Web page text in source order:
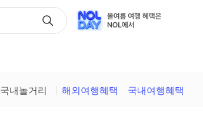
국내놀거리 해외여행혜택 국내여행혜택